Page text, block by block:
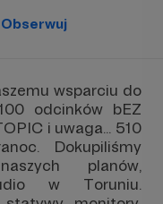
Obserwuj
wsparciu do
odcinków bEZ
i uwaga... 510
Dokupiliśmy
planów,
w Toruniu.